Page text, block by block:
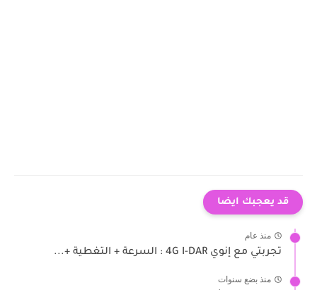
قد يعجبك ايضا
منذ عام
تجربتي مع إنوي 4G I-DAR : السرعة + التغطية +...
منذ بضع سنوات